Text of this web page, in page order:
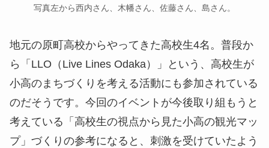
写真左から西内さん、木幡さん、佐藤さん、島さん。
地元の原町高校からやってきた高校生4名。普段か
ら「LLO（Live Lines Odaka）」という、高校生が
小高のまちづくりを考える活動にも参加されている
のだそうです。今回のイベントが今後取り組もうと
考えている「高校生の視点から見た小高の観光マッ
プ」づくりの参考になると、刺激を受けていたよう